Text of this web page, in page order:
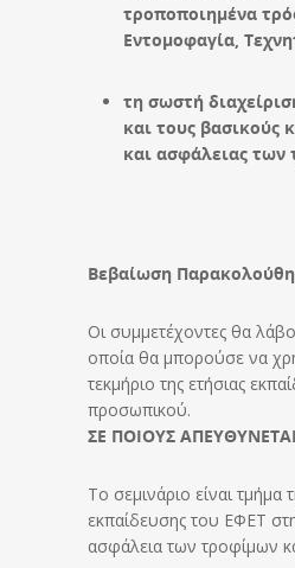
τροποποιημένα
Εντομοφαγία,
τη σωστή
και τους βασικούς
και ασφάλειας των
Βεβαίωση
Οι συμμετέχοντες θα
οποία θα μπορούσε να
τεκμήριο της ετήσιας
προσωπικού.
ΣΕ ΠΟΙΟΥΣ ΑΠΕΥΘΥΝΕΤΑΙ
Το σεμινάριο είναι τμήμα
εκπαίδευσης του ΕΦΕΤ
ασφάλεια των τροφίμων